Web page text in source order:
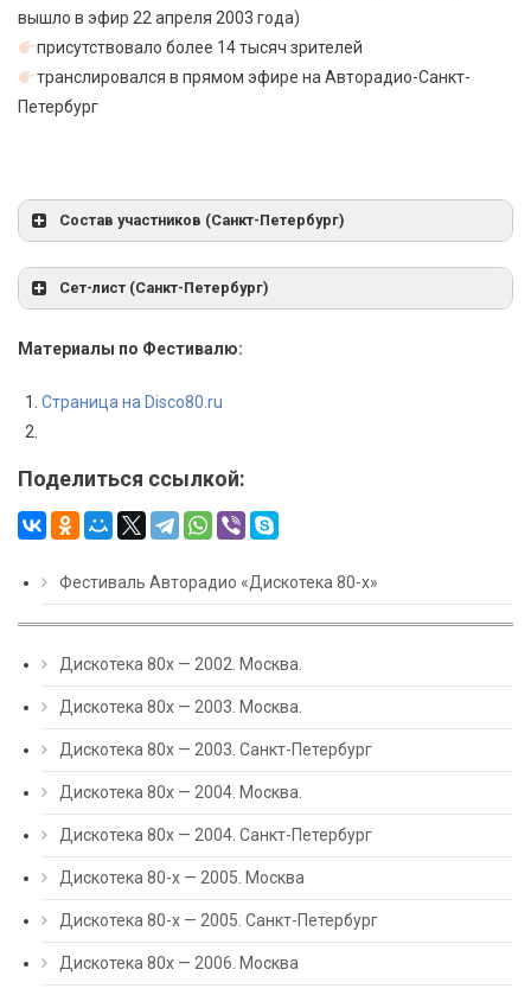
вышло в эфир 22 апреля 2003 года)
присутствовало более 14 тысяч зрителей
транслировался в прямом эфире на Авторадио-Санкт-
Петербург
Состав участников (Санкт-Петербург)
Сет-лист (Санкт-Петербург)
Материалы по Фестивалю:
Страница на Disco80.ru
Поделиться ссылкой:
Фестиваль Авторадио «Дискотека 80-х»
Дискотека 80х — 2002. Москва.
Дискотека 80х — 2003. Москва.
Дискотека 80х — 2003. Санкт-Петербург
Дискотека 80х — 2004. Москва.
Дискотека 80х — 2004. Санкт-Петербург
Дискотека 80-х — 2005. Москва
Дискотека 80-х — 2005. Санкт-Петербург
Дискотека 80х — 2006. Москва